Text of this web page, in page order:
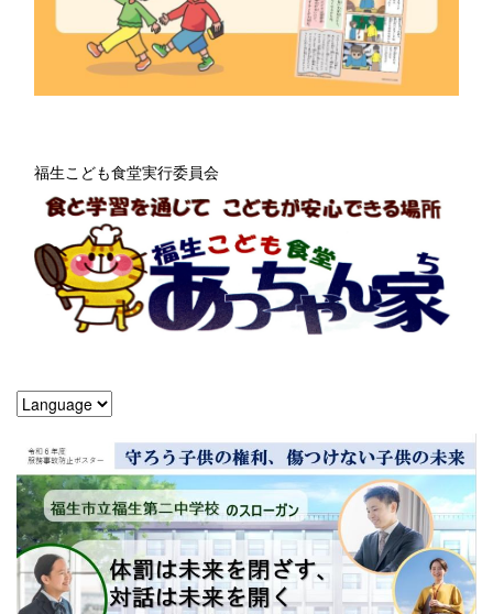
福生こども食堂実行委員会